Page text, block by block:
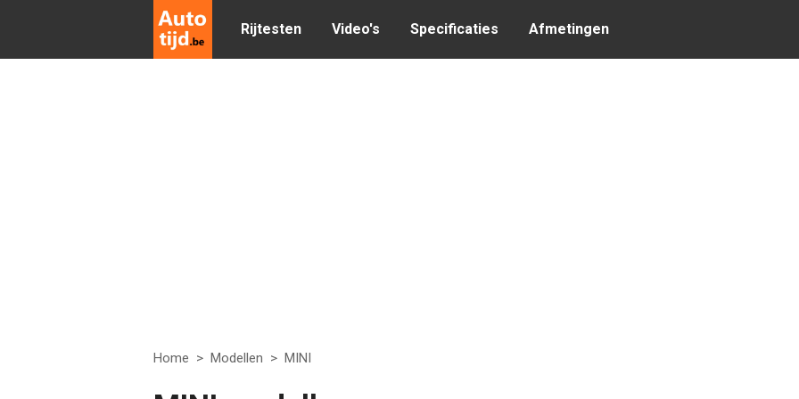
Rijtesten Video's Specificaties Afmetingen
Home > Modellen > MINI